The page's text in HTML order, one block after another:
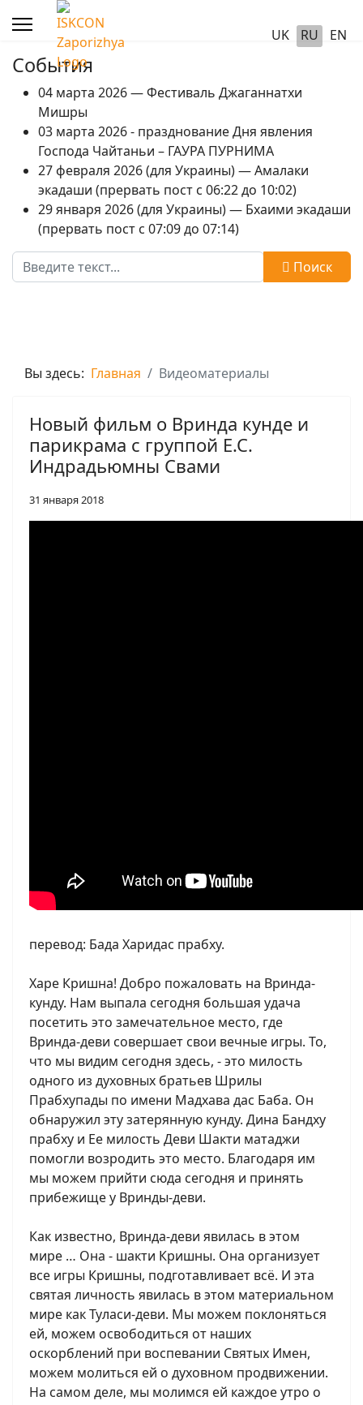
UK RU EN
События
04 марта 2026 — Фестиваль Джаганнатхи
Мишры
03 марта 2026 - празднование Дня явления
Господа Чайтаньи – ГАУРА ПУРНИМА
27 февраля 2026 (для Украины) — Амалаки
экадаши (прервать пост с 06:22 до 10:02)
29 января 2026 (для Украины) — Бхаими экадаши
(прервать пост с 07:09 до 07:14)
Поиск
Поиск
Вы здесь: Главная Видеоматериалы
Новый фильм о Вринда кунде и
парикрама с группой Е.С.
Индрадьюмны Свами
31 января 2018
перевод: Бада Харидас прабху.
Харе Кришна! Добро пожаловать на Вринда-
кунду. Нам выпала сегодня большая удача
посетить это замечательное место, где
Вринда-деви совершает свои вечные игры. То,
что мы видим сегодня здесь, - это милость
одного из духовных братьев Шрилы
Прабхупады по имени Мадхава дас Баба. Он
обнаружил эту затерянную кунду. Дина Бандху
прабху и Ее милость Деви Шакти матаджи
помогли возродить это место. Благодаря им
мы можем прийти сюда сегодня и принять
прибежище у Вринды-деви.
Как известно, Вринда-деви явилась в этом
мире … Она - шакти Кришны. Она организует
все игры Кришны, подготавливает всё. И эта
святая личность явилась в этом материальном
мире как Туласи-деви. Мы можем поклоняться
ей, можем освободиться от наших
оскорблений при воспевании Святых Имен,
можем молиться ей о духовном продвижении.
На самом деле, мы молимся ей каждое утро о